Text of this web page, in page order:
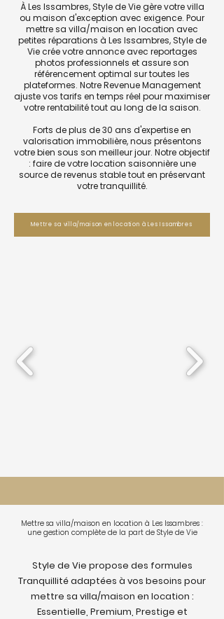
À Les Issambres, Style de Vie gère votre villa
ou maison d'exception avec exigence. Pour
mettre sa villa/maison en location avec
petites réparations à Les Issambres, Style de
Vie crée votre annonce avec reportages
photos professionnels et assure son
référencement optimal sur toutes les
plateformes. Notre Revenue Management
ajuste vos tarifs en temps réel pour maximiser
votre rentabilité tout au long de la saison.
Forts de plus de 30 ans d'expertise en
valorisation immobilière, nous présentons
votre bien sous son meilleur jour. Notre objectif
: faire de votre location saisonnière une
source de revenus stable tout en préservant
votre tranquillité.
Mettre sa villa/maison en location à Les Issambres
Mettre sa villa/maison en location à Les Issambres :
une gestion complète de la part de Style de Vie
Style de Vie propose des formules
Tranquillité adaptées à vos besoins pour
mettre sa villa/maison en location :
Essentielle, Premium, Prestige et